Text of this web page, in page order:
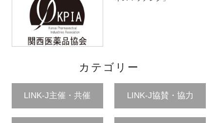
カテゴリー
LINK-J主催・共催 LINK-J協賛・協力